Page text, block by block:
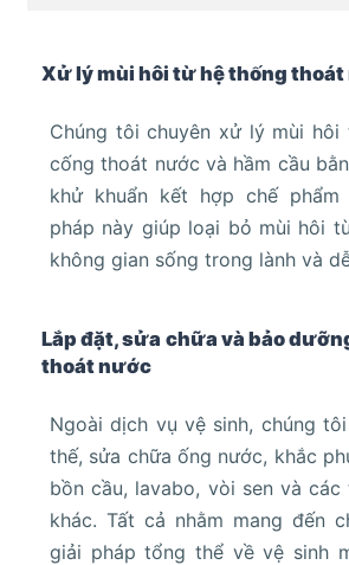
Xử lý mùi hôi từ hệ thống
Chúng tôi chuyên xử lý mùi hôi
cống thoát nước và hầm cầu
khử khuẩn kết hợp chế phẩm
pháp này giúp loại bỏ mùi hôi
không gian sống trong lành và
Lắp đặt, sửa chữa và bảo
thoát nước
Ngoài dịch vụ vệ sinh, chúng
thế, sửa chữa ống nước, khắc
bồn cầu, lavabo, vòi sen và
khác. Tất cả nhằm mang đến
giải pháp tổng thể về vệ sinh